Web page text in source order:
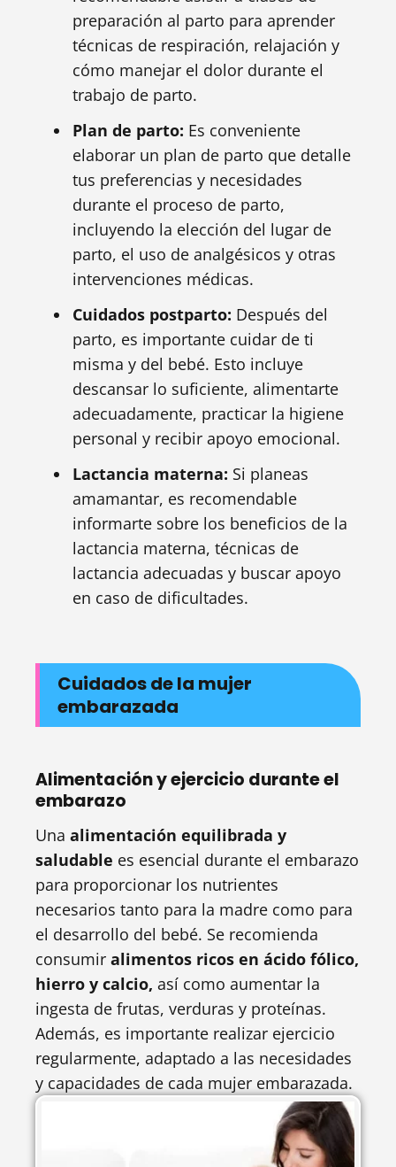
preparación al parto para aprender
técnicas de respiración, relajación y
cómo manejar el dolor durante el
trabajo de parto.
Plan de parto: Es conveniente
elaborar un plan de parto que detalle
tus preferencias y necesidades
durante el proceso de parto,
incluyendo la elección del lugar de
parto, el uso de analgésicos y otras
intervenciones médicas.
Cuidados postparto: Después del
parto, es importante cuidar de ti
misma y del bebé. Esto incluye
descansar lo suficiente, alimentarte
adecuadamente, practicar la higiene
personal y recibir apoyo emocional.
Lactancia materna: Si planeas
amamantar, es recomendable
informarte sobre los beneficios de la
lactancia materna, técnicas de
lactancia adecuadas y buscar apoyo
en caso de dificultades.
Cuidados de la mujer
embarazada
Alimentación y ejercicio durante el
embarazo
Una alimentación equilibrada y
saludable es esencial durante el embarazo
para proporcionar los nutrientes
necesarios tanto para la madre como para
el desarrollo del bebé. Se recomienda
consumir alimentos ricos en ácido fólico,
hierro y calcio, así como aumentar la
ingesta de frutas, verduras y proteínas.
Además, es importante realizar ejercicio
regularmente, adaptado a las necesidades
y capacidades de cada mujer embarazada.